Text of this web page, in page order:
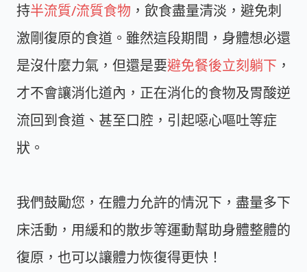
持半流質/流質食物 ，飲食盡量清淡，避免刺
激剛復原的食道。雖然這段期間，身體想必還
是沒什麼力氣，但還是要避免餐後立刻躺下 ，
才不會讓消化道內，正在消化的食物及胃酸逆
流回到食道、甚至口腔，引起噁心嘔吐等症
狀。
我們鼓勵您，在體力允許的情況下，盡量多下
床活動，用緩和的散步等運動幫助身體整體的
復原，也可以讓體力恢復得更快！